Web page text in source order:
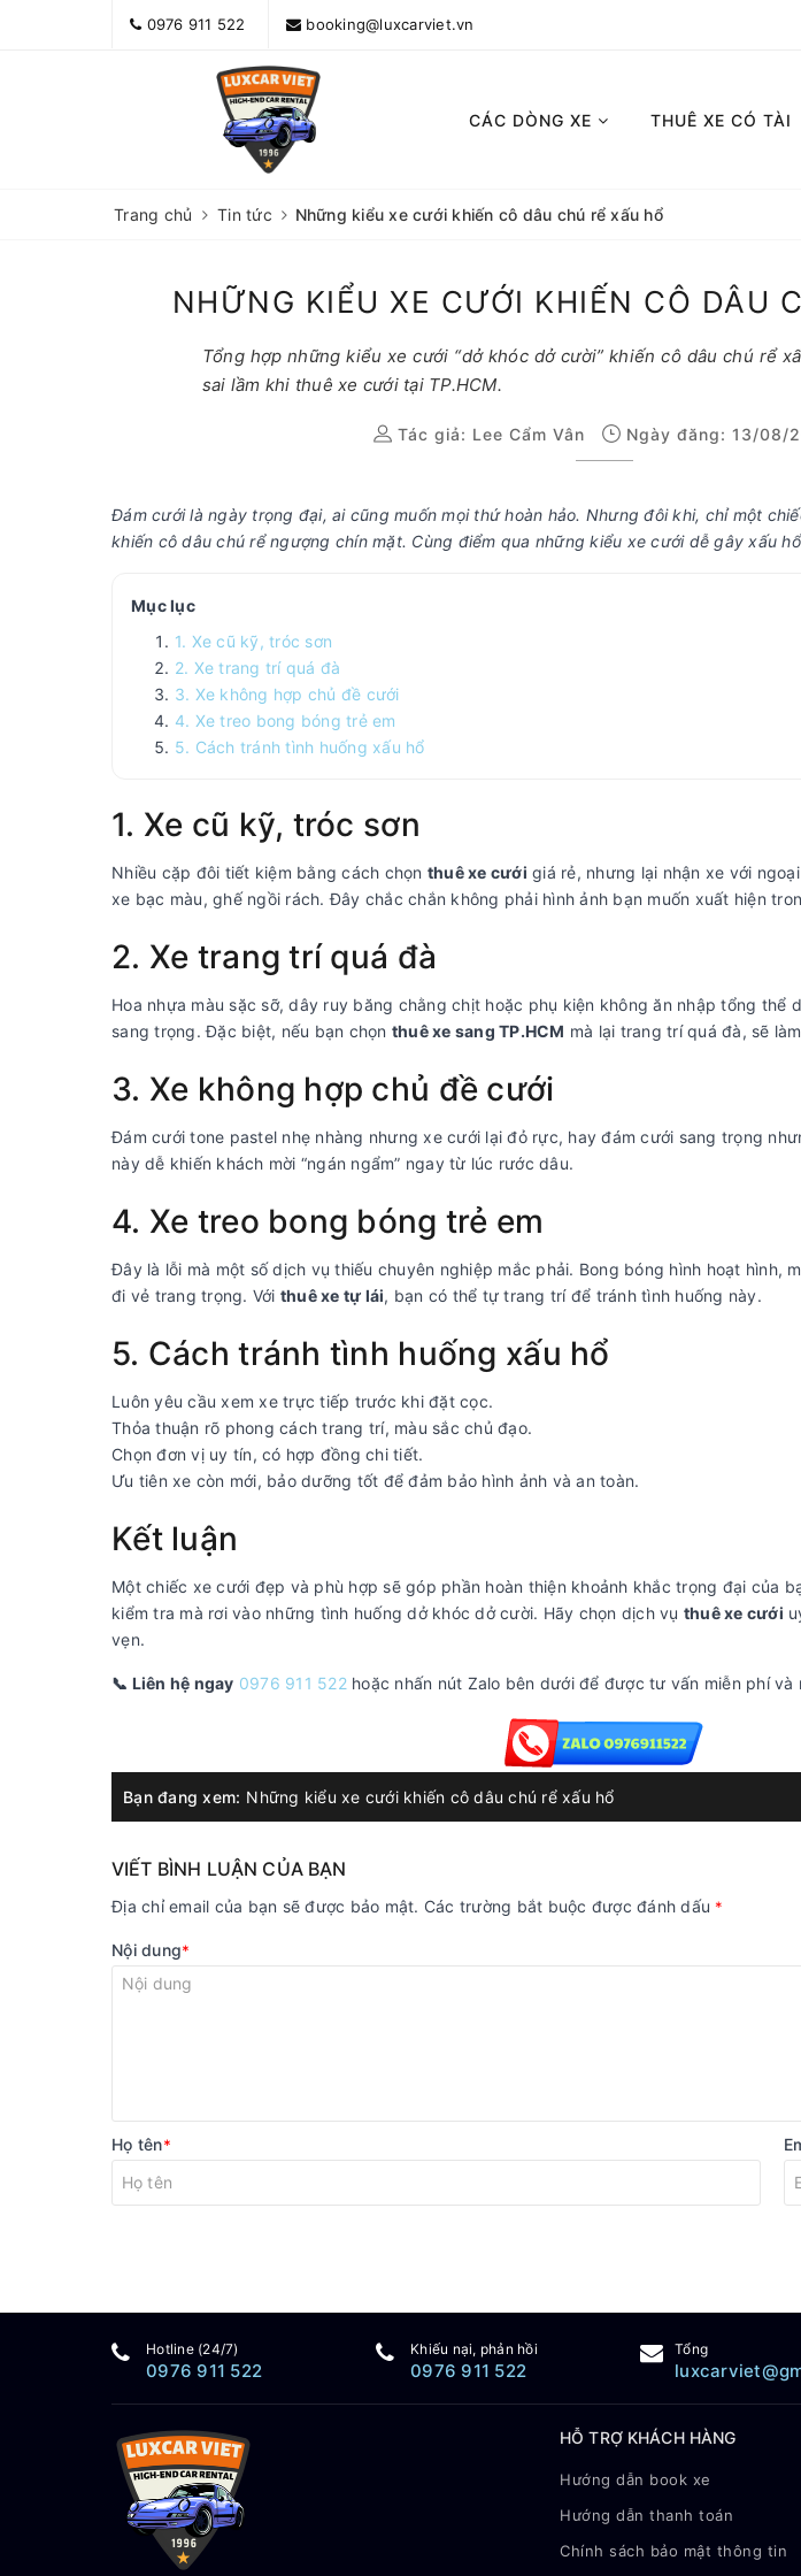
0976 911 522 booking@luxcarviet.vn
CÁC DÒNG XE THUÊ XE CÓ TÀI
Trang chủ Tin tức Những kiểu xe cưới khiến cô dâu chú rể xấu hổ
NHỮNG KIỂU XE CƯỚI KHIẾN CÔ DÂU
Tổng hợp những kiểu xe cưới “dở khóc dở cười” khiến cô dâu chú rể
sai lầm khi thuê xe cưới tại TP.HCM.
Tác giả: Lee Cẩm Vân Ngày đăng: 13/08/
Đám cưới là ngày trọng đại, ai cũng muốn mọi thứ hoàn hảo. Nhưng đôi khi, chỉ một
khiến cô dâu chú rể ngượng chín mặt. Cùng điểm qua những kiểu xe cưới dễ gây xấu
Mục lục
1. Xe cũ kỹ, tróc sơn
2. Xe trang trí quá đà
3. Xe không hợp chủ đề cưới
4. Xe treo bong bóng trẻ em
5. Cách tránh tình huống xấu hổ
1. Xe cũ kỹ, tróc sơn
Nhiều cặp đôi tiết kiệm bằng cách chọn thuê xe cưới giá rẻ, nhưng lại nhận xe với
xe bạc màu, ghế ngồi rách. Đây chắc chắn không phải hình ảnh bạn muốn xuất hiện
2. Xe trang trí quá đà
Hoa nhựa màu sặc sỡ, dây ruy băng chằng chịt hoặc phụ kiện không ăn nhập tổng thể
sang trọng. Đặc biệt, nếu bạn chọn thuê xe sang TP.HCM mà lại trang trí quá đà, sẽ
3. Xe không hợp chủ đề cưới
Đám cưới tone pastel nhẹ nhàng nhưng xe cưới lại đỏ rực, hay đám cưới sang trọng
này dễ khiến khách mời “ngán ngẩm” ngay từ lúc rước dâu.
4. Xe treo bong bóng trẻ em
Đây là lỗi mà một số dịch vụ thiếu chuyên nghiệp mắc phải. Bong bóng hình hoạt hình,
đi vẻ trang trọng. Với thuê xe tự lái, bạn có thể tự trang trí để tránh tình huống này.
5. Cách tránh tình huống xấu hổ
Luôn yêu cầu xem xe trực tiếp trước khi đặt cọc.
Thỏa thuận rõ phong cách trang trí, màu sắc chủ đạo.
Chọn đơn vị uy tín, có hợp đồng chi tiết.
Ưu tiên xe còn mới, bảo dưỡng tốt để đảm bảo hình ảnh và an toàn.
Kết luận
Một chiếc xe cưới đẹp và phù hợp sẽ góp phần hoàn thiện khoảnh khắc trọng đại của
kiểm tra mà rơi vào những tình huống dở khóc dở cười. Hãy chọn dịch vụ thuê xe cưới
vẹn.
📞 Liên hệ ngay 0976 911 522hoặc nhấn nút Zalo bên dưới để được tư vấn miễn phí và
Bạn đang xem: Những kiểu xe cưới khiến cô dâu chú rể xấu hổ
VIẾT BÌNH LUẬN CỦA BẠN
Địa chỉ email của bạn sẽ được bảo mật. Các trường bắt buộc được đánh dấu *
Nội dung*
Họ tên*
Hotline (24/7)
0976 911 522
Khiếu nại, phản hồi
0976 911 522
Tổng
HỖ TRỢ KHÁCH HÀNG
Hướng dẫn book xe
Hướng dẫn thanh toán
Chính sách bảo mật thông tin